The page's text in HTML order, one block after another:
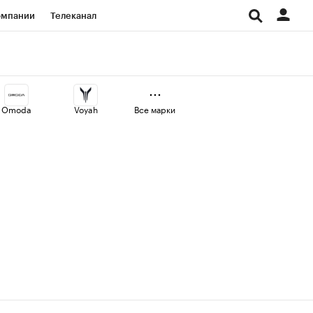
Телеканал
Проверка контрагентов
Omoda Voyah Все марки